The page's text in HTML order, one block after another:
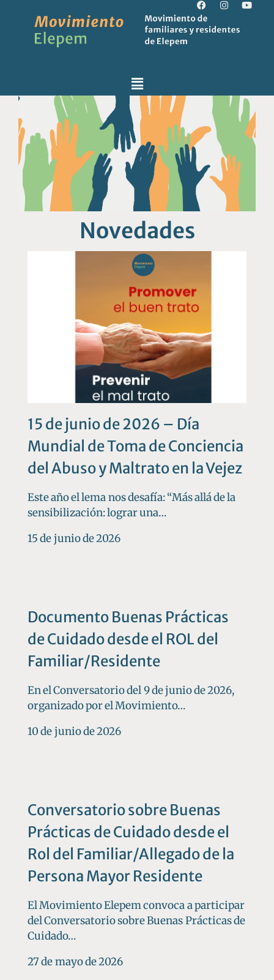
Novedades
15 de junio de 2026 – Día
Mundial de Toma de Conciencia
del Abuso y Maltrato en la Vejez
Este año el lema nos desafía: “Más allá de la
sensibilización: lograr una…
15 de junio de 2026
Documento Buenas Prácticas
de Cuidado desde el ROL del
Familiar/Residente
En el Conversatorio del 9 de junio de 2026,
organizado por el Movimiento…
10 de junio de 2026
Conversatorio sobre Buenas
Prácticas de Cuidado desde el
Rol del Familiar/Allegado de la
Persona Mayor Residente
El Movimiento Elepem convoca a participar
del Conversatorio sobre Buenas Prácticas de
Cuidado…
27 de mayo de 2026